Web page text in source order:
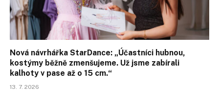
Nová návrhářka StarDance: „Účastníci hubnou,
kostýmy běžně zmenšujeme. Už jsme zabírali
kalhoty v pase až o 15 cm.“
13. 7. 2026